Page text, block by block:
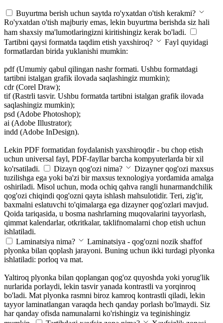
Buyurtma berish uchun saytda ro'yxatdan o'tish kerakmi?
Ro'yxatdan o'tish majburiy emas, lekin buyurtma berishda siz hali
ham shaxsiy ma'lumotlaringizni kiritishingiz kerak bo'ladi.
Tartibni qaysi formatda taqdim etish yaxshiroq?
Fayl quyidagi
formatlardan birida yuklanishi mumkin:
pdf (Umumiy qabul qilingan nashr formati. Ushbu formatdagi
tartibni istalgan grafik ilovada saqlashingiz mumkin);
cdr (Corel Draw);
tif (Rastrli tasvir. Ushbu formatda tartibni istalgan grafik ilovada
saqlashingiz mumkin);
psd (Adobe Photoshop);
ai (Adobe Illustrator);
indd (Adobe InDesign).
Lekin PDF formatidan foydalanish yaxshiroqdir - bu chop etish
uchun universal fayl, PDF-fayllar barcha kompyuterlarda bir xil
ko'rsatiladi.
Dizayn qog'ozi nima?
Dizayner qog'ozi maxsus
tuzilishga ega yoki ba'zi bir maxsus texnologiya yordamida amalga
oshiriladi. Misol uchun, moda ochiq qahva rangli hunarmandchilik
qog'ozi chiqindi qog'ozni qayta ishlash mahsulotidir. Teri, zig'ir,
baxmalni eslatuvchi to'qimalarga ega dizayner qog'ozlari mavjud.
Qoida tariqasida, u bosma nashrlarning muqovalarini tayyorlash,
qimmat kalendarlar, otkritkalar, taklifnomalarni chop etish uchun
ishlatiladi.
Laminatsiya nima?
Laminatsiya - qog'ozni nozik shaffof
plyonka bilan qoplash jarayoni. Buning uchun ikki turdagi plyonka
ishlatiladi: porloq va mat.
Yaltiroq plyonka bilan qoplangan qog'oz quyoshda yoki yorug'lik
nurlarida porlaydi, lekin tasvir yanada kontrastli va yorqinroq
bo'ladi. Mat plyonka rasmni biroz kamroq kontrastli qiladi, lekin
tayyor laminatlangan varaqda hech qanday porlash bo'lmaydi. Siz
har qanday ofisda namunalarni ko'rishingiz va teginishingiz